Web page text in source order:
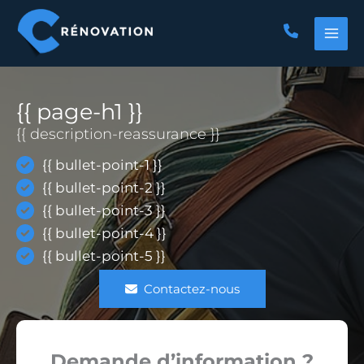
contenu
{{ page-h1 }}
{{ description-reassurance }}
{{ bullet-point-1 }}
{{ bullet-point-2 }}
{{ bullet-point-3 }}
{{ bullet-point-4 }}
{{ bullet-point-5 }}
Contactez-nous